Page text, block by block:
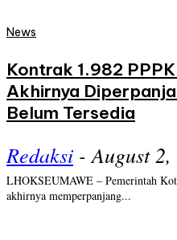
News
Kontrak 1.982
Akhirnya
Belum Tersedia
Redaksi - August
LHOKSEUMAWE – Pemerintah
akhirnya memperpanjang...